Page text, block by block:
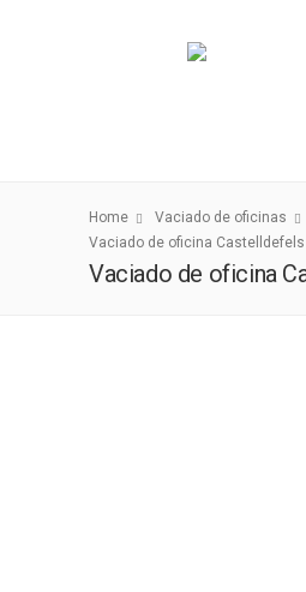
Home
Vaciado de oficinas
Vaciado de oficina Castelldefels
Vaciado de oficina